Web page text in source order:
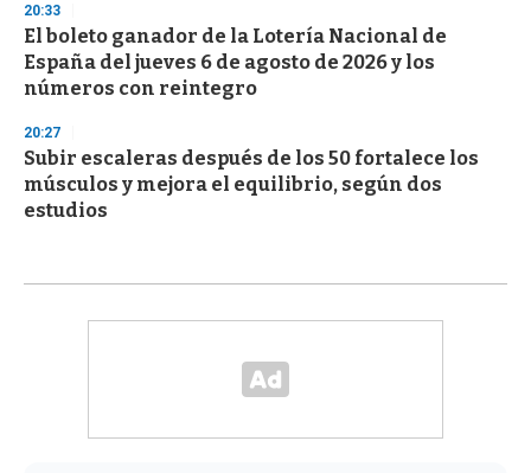
20:33
El boleto ganador de la Lotería Nacional de
España del jueves 6 de agosto de 2026 y los
números con reintegro
20:27
Subir escaleras después de los 50 fortalece los
músculos y mejora el equilibrio, según dos
estudios